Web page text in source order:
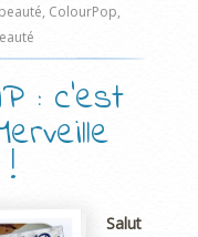
, ColourPop,
: c’est
Salut